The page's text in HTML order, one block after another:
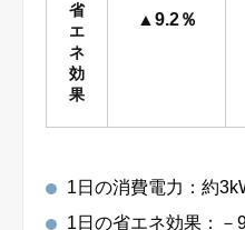
省
エ
ネ
効
果
▲9.2％
1日の消費電力：約
1日の省エネ効果：－